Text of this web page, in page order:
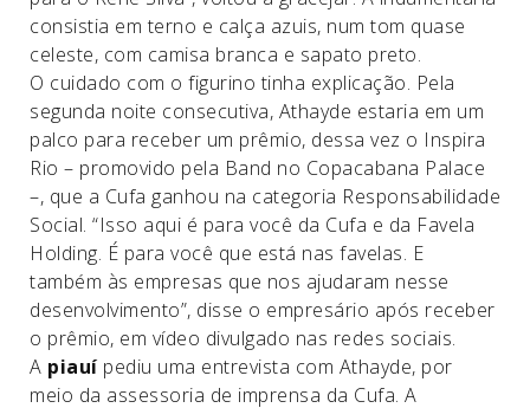
consistia em terno e calça azuis, num tom quase
celeste, com camisa branca e sapato preto.
O cuidado com o figurino tinha explicação. Pela
segunda noite consecutiva, Athayde estaria em um
palco para receber um prêmio, dessa vez o Inspira
Rio – promovido pela Band no Copacabana Palace
–, que a Cufa ganhou na categoria Responsabilidade
Social. “Isso aqui é para você da Cufa e da Favela
Holding. É para você que está nas favelas. E
também às empresas que nos ajudaram nesse
desenvolvimento”, disse o empresário após receber
o prêmio, em vídeo divulgado nas redes sociais.
A piauí pediu uma entrevista com Athayde, por
meio da assessoria de imprensa da Cufa. A